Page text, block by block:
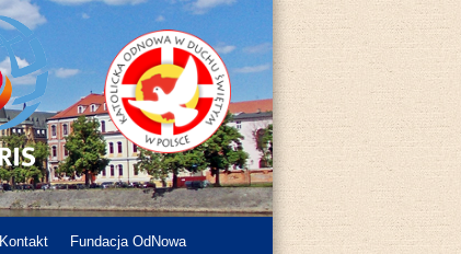
Kontakt Fundacja OdNowa